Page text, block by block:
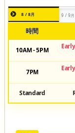
8 / 8月 9 / 9月
時間
10AM - 5PM
7PM
Standard